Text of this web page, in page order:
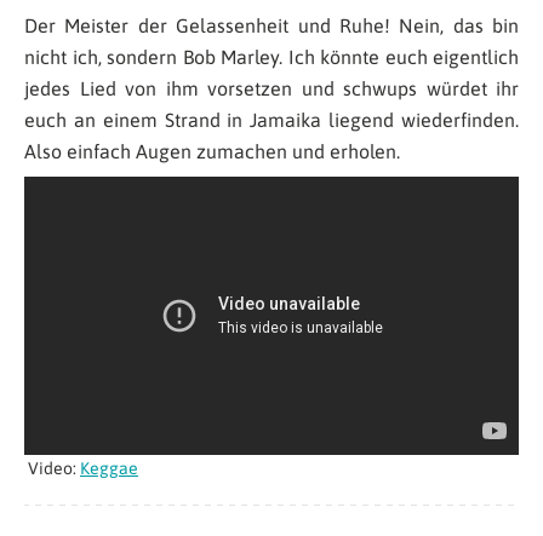
Der Meister der Gelassenheit und Ruhe! Nein, das bin
nicht ich, sondern Bob Marley. Ich könnte euch eigentlich
jedes Lied von ihm vorsetzen und schwups würdet ihr
euch an einem Strand in Jamaika liegend wiederfinden.
Also einfach Augen zumachen und erholen.
Video: Keggae